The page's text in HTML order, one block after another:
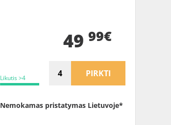
Likutis >4
49 99€
PIRKTI
Nemokamas pristatymas Lietuvoje*